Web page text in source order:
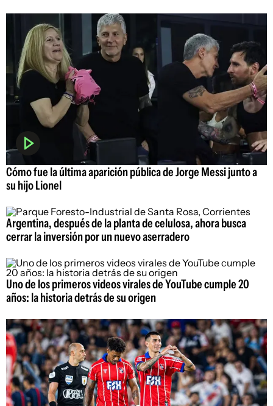
Cómo fue la última aparición pública de Jorge Messi junto a
su hijo Lionel
Argentina, después de la planta de celulosa, ahora busca
cerrar la inversión por un nuevo aserradero
Uno de los primeros videos virales de YouTube cumple 20
años: la historia detrás de su origen